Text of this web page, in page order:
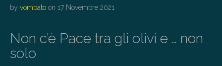
by vombato on 17 Novembre 2021
Non c’è Pace tra gli olivi e … non
solo